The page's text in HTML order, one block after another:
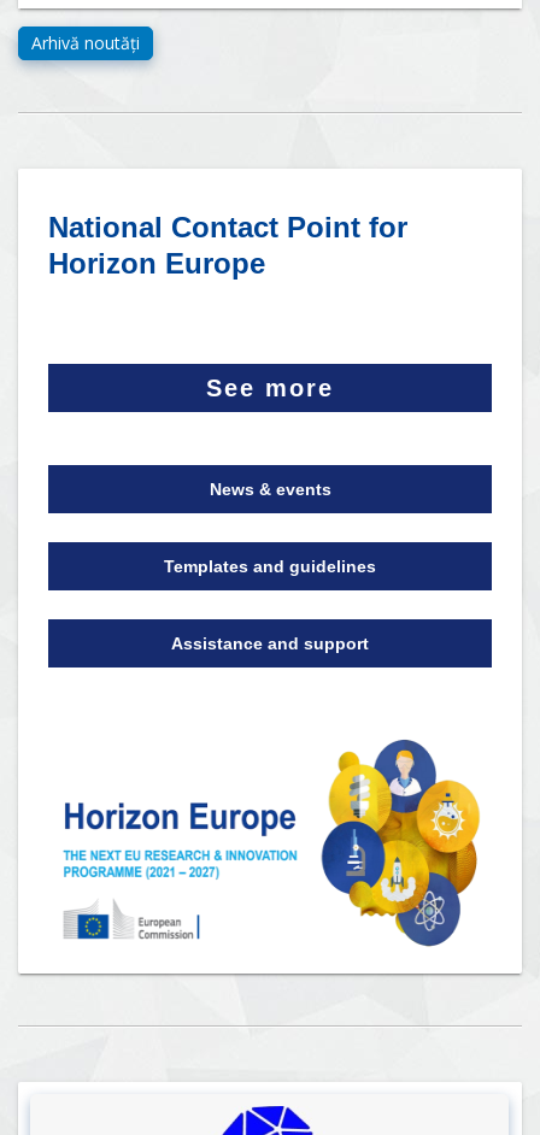
National Contact Point for
Horizon Europe
See more
News & events
Templates and guidelines
Assistance and support